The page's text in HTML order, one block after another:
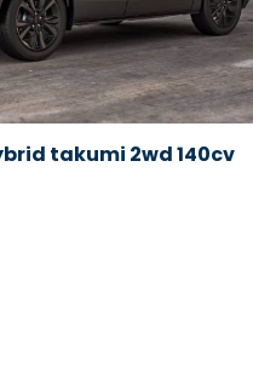
takumi 2wd 140cv